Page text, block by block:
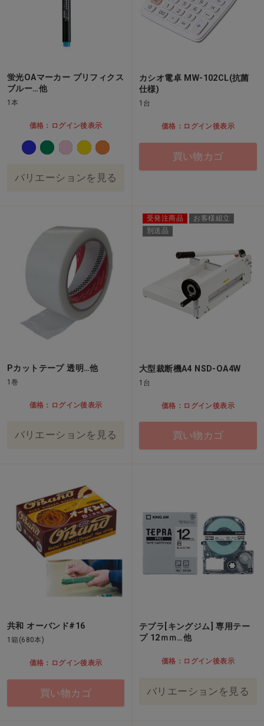
蛍光OAマーカー プリフィクス
ブルー…他
1本
価格：ログイン後表示
バリエーションを見る
カシオ電卓 MW-102CL(抗菌
仕様)
1台
価格：ログイン後表示
買い物カゴ
Pカットテープ 透明…他
1巻
価格：ログイン後表示
バリエーションを見る
受発注商品
お客様組立
別送品
大型裁断機A4 NSD-OA4W
1台
価格：ログイン後表示
買い物カゴ
共和 オーバンド#16
1箱(680本)
価格：ログイン後表示
買い物カゴ
テプラ[キングジム] 専用テー
プ 12ｍｍ…他
価格：ログイン後表示
バリエーションを見る